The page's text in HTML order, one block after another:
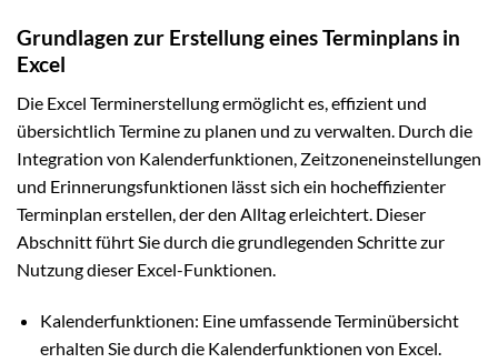
Grundlagen zur Erstellung eines Terminplans in
Excel
Die Excel Terminerstellung ermöglicht es, effizient und
übersichtlich Termine zu planen und zu verwalten. Durch die
Integration von Kalenderfunktionen, Zeitzoneneinstellungen
und Erinnerungsfunktionen lässt sich ein hocheffizienter
Terminplan erstellen, der den Alltag erleichtert. Dieser
Abschnitt führt Sie durch die grundlegenden Schritte zur
Nutzung dieser Excel-Funktionen.
Kalenderfunktionen: Eine umfassende Terminübersicht
erhalten Sie durch die Kalenderfunktionen von Excel.